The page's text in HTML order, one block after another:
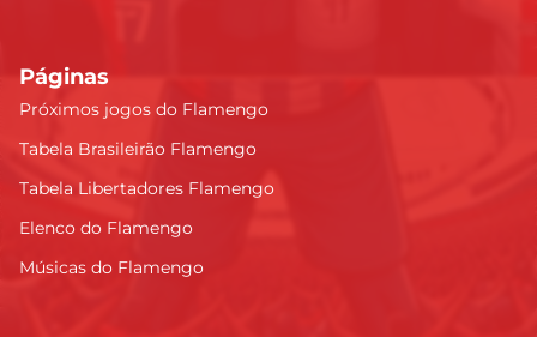
Páginas
Próximos jogos do Flamengo
Tabela Brasileirão Flamengo
Tabela Libertadores Flamengo
Elenco do Flamengo
Músicas do Flamengo